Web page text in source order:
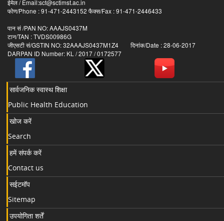
ईमेल / Email:sct@sctimst.ac.in
फोण/Phone : 91-471-2443152 फैक्स/Fax : 91-471-2446433
पान सं /PAN NO: AAAJS0437M
टान/TAN : TVDS00986G
जीएसटी सं/GSTIN NO: 32AAAJS0437M1Z4 दिनांक/Date : 28-06-2017
DARPAN ID Number: KL / 2017 / 0172577
सार्वजनिक स्वास्थ शिक्षा
Public Health Education
खोज करें
Search
हमें संपर्क करें
Contact us
सईटमॉप
Sitemap
उपयोगिता शर्तें